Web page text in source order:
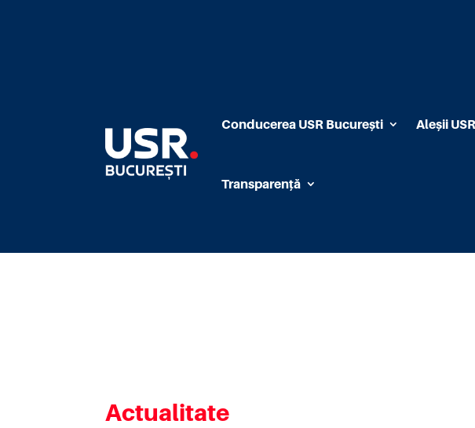
Conducerea USR București Aleșii
Transparență
Actualitate